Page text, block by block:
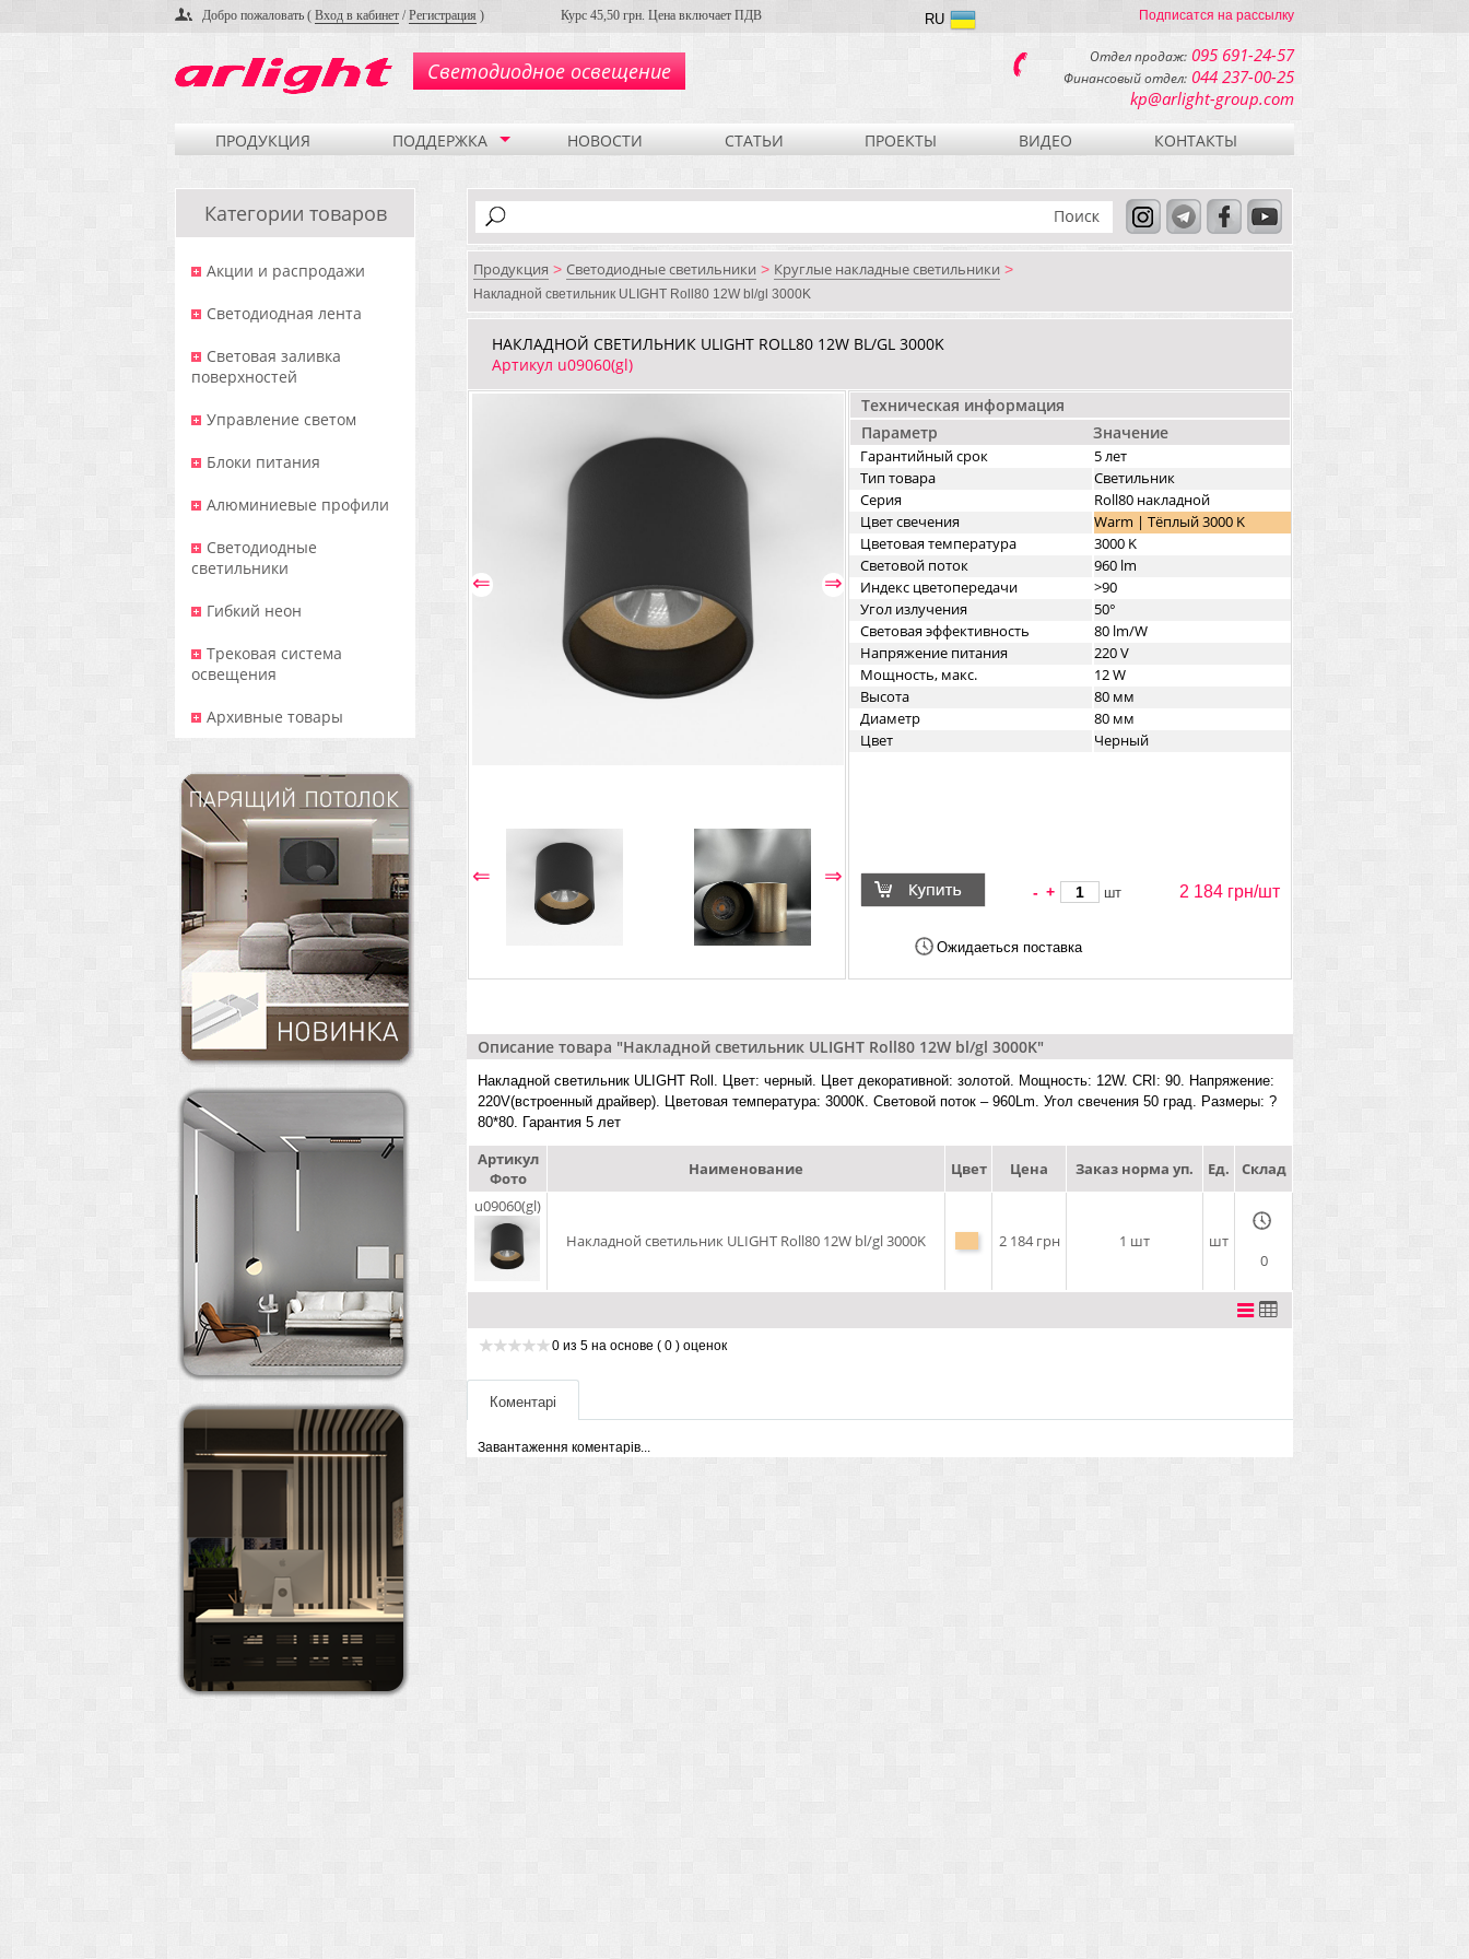
Добро пожаловать ( Вход в кабинет /Регистрация ) Курс 45,50 грн. Цена включает ПДВ Подписатся на рассылку
RU
Светодиодное освещение
Отдел продаж: 095 691-24-57
Финансовый отдел: 044 237-00-25
kp@arlight-group.com
ПРОДУКЦИЯ ПОДДЕРЖКА НОВОСТИ СТАТЬИ ПРОЕКТЫ ВИДЕО КОНТАКТЫ
Категории товаров
Акции и распродажи
Светодиодная лента
Световая заливка
поверхностей
Управление светом
Блоки питания
Алюминиевые профили
Светодиодные
светильники
Гибкий неон
Трековая система
освещения
Архивные товары
Продукция > Светодиодные светильники > Круглые накладные светильники >
Накладной светильник ULIGHT Roll80 12W bl/gl 3000K
НАКЛАДНОЙ СВЕТИЛЬНИК ULIGHT ROLL80 12W BL/GL 3000K
Артикул u09060(gl)
⇐ ⇒
⇐ ⇒
Техническая информация
Параметр
Значение
Гарантийный срок
5 лет
Тип товара
Светильник
Серия
Roll80 накладной
Цвет свечения
Warm | Тёплый 3000 K
Цветовая температура
3000 K
Световой поток
960 lm
Индекс цветопередачи
>90
Угол излучения
50°
Световая эффективность
80 lm/W
Напряжение питания
220 V
Мощность, макс.
12 W
Высота
80 мм
Диаметр
80 мм
Цвет
Черный
- + шт 2 184 грн/шт
Ожидаеться поставка
Описание товара "Накладной светильник ULIGHT Roll80 12W bl/gl 3000K"
Накладной светильник ULIGHT Roll. Цвет: черный. Цвет декоративной: золотой. Мощность: 12W. CRI: 90. Напряжение:
220V(встроенный драйвер). Цветовая температура: 3000К. Световой поток – 960Lm. Угол свечения 50 град. Размеры: ?
80*80. Гарантия 5 лет
Артикул
Фото
Наименование Цвет Цена Заказ норма уп. Ед.
Склад
u09060(gl)
Накладной светильник ULIGHT Roll80 12W bl/gl 3000K
2 184 грн 1 шт
шт
0
0 из 5 на основе ( 0 ) оценок
Коментарі
Завантаження коментарів...